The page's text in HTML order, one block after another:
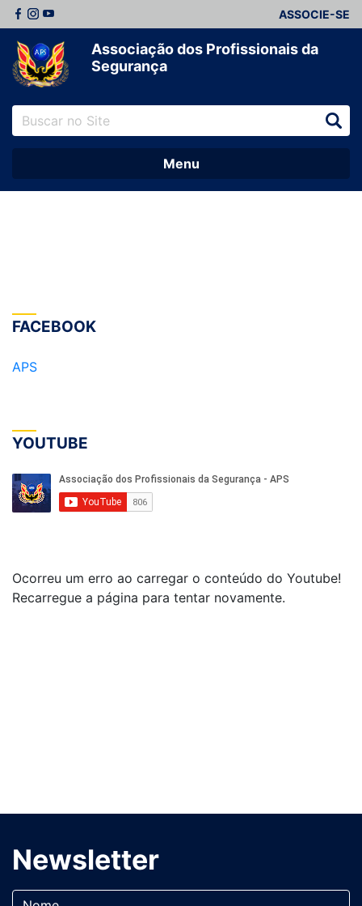
ASSOCIE-SE
Associação dos Profissionais da
Segurança
Menu
FACEBOOK
APS
YOUTUBE
Ocorreu um erro ao carregar o conteúdo do Youtube!
Recarregue a página para tentar novamente.
Newsletter